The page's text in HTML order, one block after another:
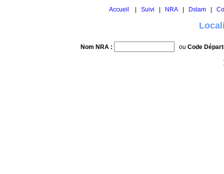
Accueil Suivi NRA Dslam
Nom NRA : ou Code